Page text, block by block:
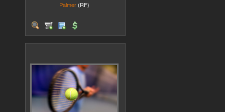
Palmer (RF)